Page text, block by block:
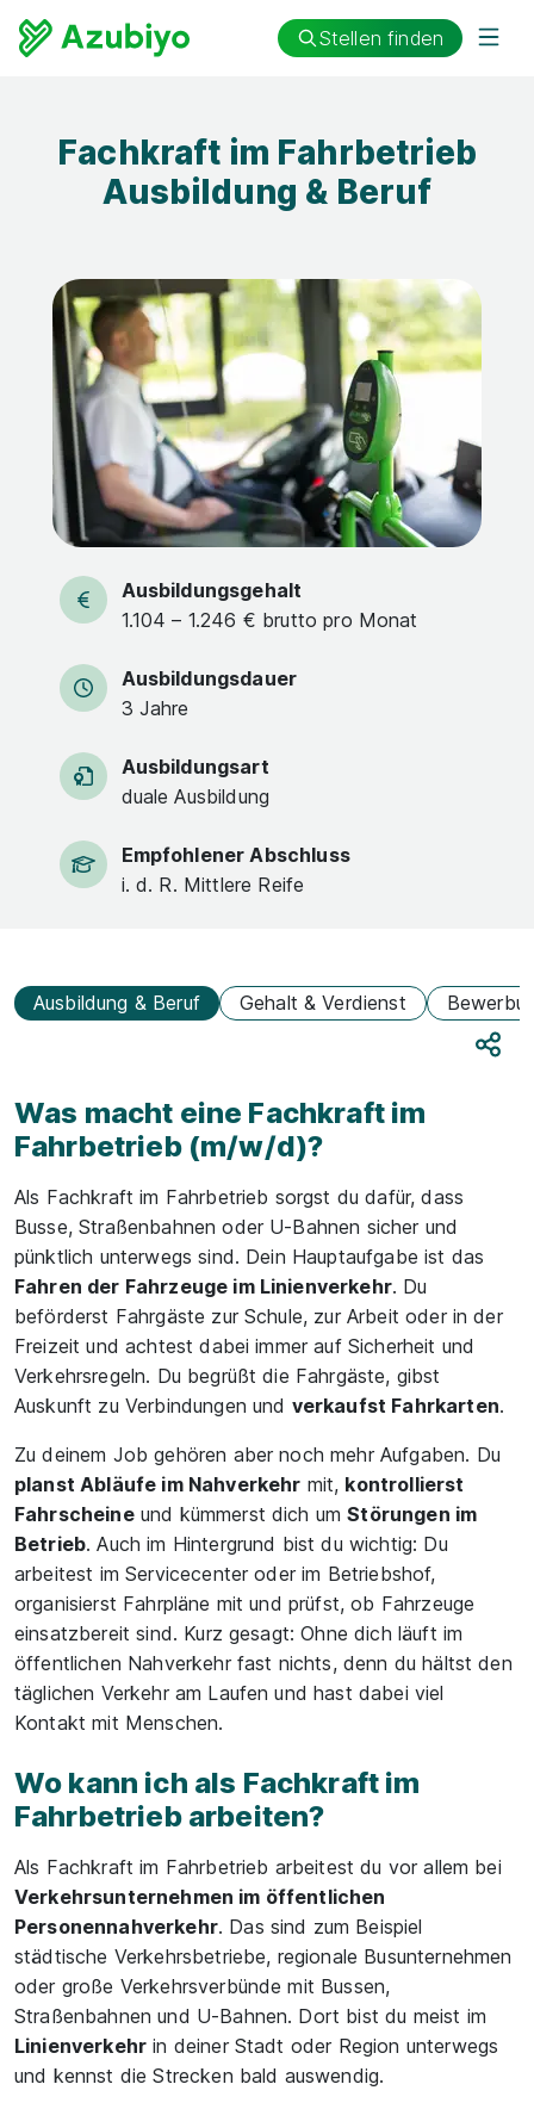
Stellen finden
Fachkraft im Fahrbetrieb
Ausbildung & Beruf
Ausbildungsgehalt
1.104 – 1.246 € brutto pro Monat
Ausbildungsdauer
3 Jahre
Ausbildungsart
duale Ausbildung
Empfohlener Abschluss
i. d. R. Mittlere Reife
Ausbildung & Beruf Gehalt & Verdienst
Was macht eine Fachkraft im
Fahrbetrieb (m/w/d)?
Als Fachkraft im Fahrbetrieb sorgst du dafür, dass
Busse, Straßenbahnen oder U-Bahnen sicher und
pünktlich unterwegs sind. Dein Hauptaufgabe ist das
Fahren der Fahrzeuge im Linienverkehr. Du
beförderst Fahrgäste zur Schule, zur Arbeit oder in der
Freizeit und achtest dabei immer auf Sicherheit und
Verkehrsregeln. Du begrüßt die Fahrgäste, gibst
Auskunft zu Verbindungen und verkaufst Fahrkarten.
Zu deinem Job gehören aber noch mehr Aufgaben. Du
planst Abläufe im Nahverkehr mit, kontrollierst
Fahrscheineund kümmerst dich umStörungen im
Betrieb. Auch im Hintergrund bist du wichtig: Du
arbeitest im Servicecenter oder im Betriebshof,
organisierst Fahrpläne mit und prüfst, ob Fahrzeuge
einsatzbereit sind. Kurz gesagt: Ohne dich läuft im
öffentlichen Nahverkehr fast nichts, denn du hältst den
täglichen Verkehr am Laufen und hast dabei viel
Kontakt mit Menschen.
Wo kann ich als Fachkraft im
Fahrbetrieb arbeiten?
Als Fachkraft im Fahrbetrieb arbeitest du vor allem bei
Verkehrsunternehmen im öffentlichen
Personennahverkehr. Das sind zum Beispiel
städtische Verkehrsbetriebe, regionale Busunternehmen
oder große Verkehrsverbünde mit Bussen,
Straßenbahnen und U-Bahnen. Dort bist du meist im
Linienverkehr in deiner Stadt oder Region unterwegs
und kennst die Strecken bald auswendig.